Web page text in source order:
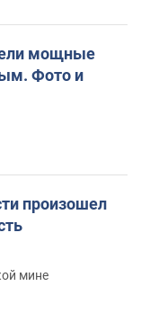
мощные
Фото и
произошел
мине